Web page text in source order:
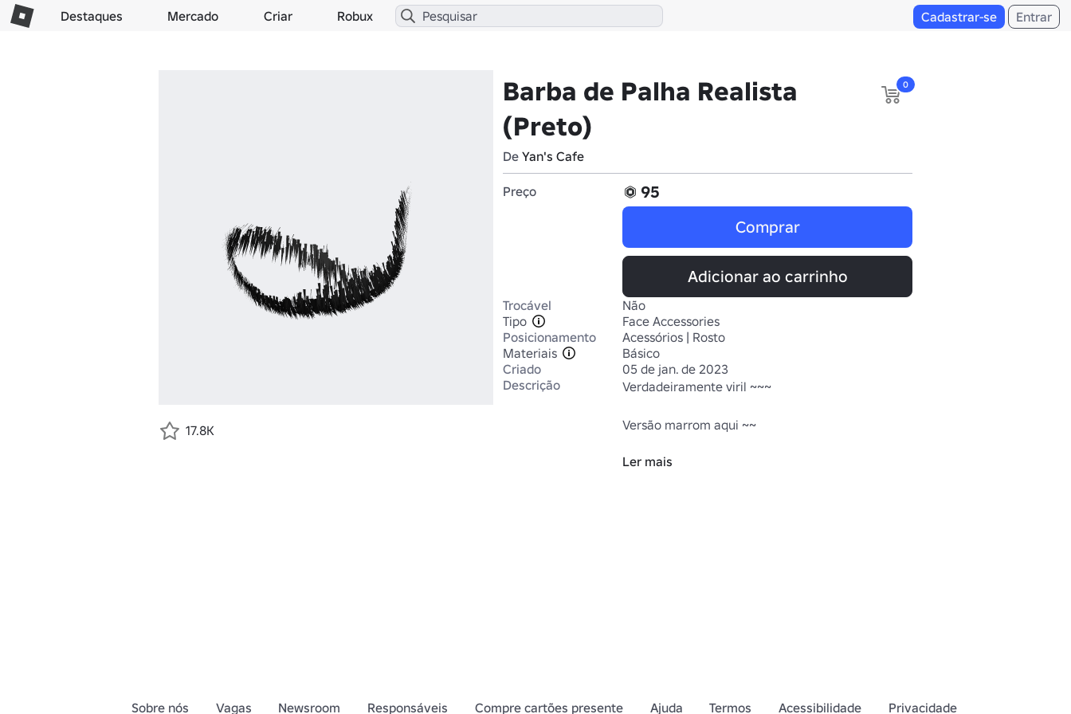
Destaques Mercado Criar Robux Cadastrar-se Entrar
Barba de Palha Realista
(Preto)
De Yan's Cafe
0
Preço
95
Comprar
Adicionar ao carrinho
Trocável
Não
Tipo
Face Accessories
Posicionamento
Acessórios | Rosto
Materiais
Básico
Criado
05 de jan. de 2023
Descrição
Verdadeiramente viril ~~~
Versão marrom aqui ~~
Ler mais
17.8K
Sobre nós Vagas Newsroom Responsáveis Compre cartões presente Ajuda Termos Acessibilidade Privacidade